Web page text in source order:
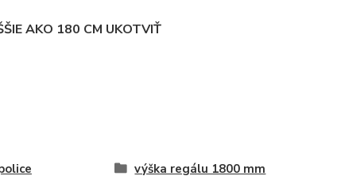
AKO 180 CM UKOTVIŤ
výška regálu 1800 mm